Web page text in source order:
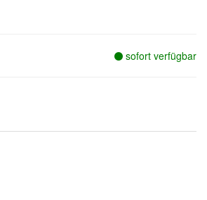
sofort verfügbar